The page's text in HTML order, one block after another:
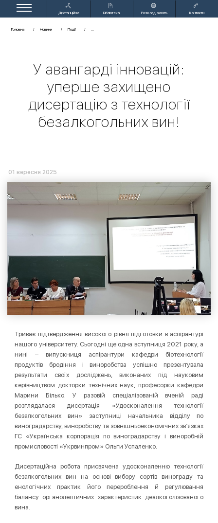
Дистанційне
Бібліотека Розклад занять Контакти
Головна Новини Події
У авангарді інновацій:
уперше захищено
дисертацію з технології
безалкогольних вин!
01 вересня 2025
Триває підтвердження високого рівня підготовки в аспірантурі
нашого університету. Сьогодні ще одна вступниця 2021 року, а
нині – випускниця аспірантури кафедри біотехнології
продуктів бродіння і виноробства успішно презентувала
результати своїх досліджень, виконаних під науковим
керівництвом докторки технічних наук, професорки кафедри
Марини Білько. У разовій спеціалізованій вченій раді
розглядалася дисертація «Удосконалення технології
безалкогольних вин» заступниці начальника відділу по
виноградарству, виноробству та зовнішньоекономічних зв’язках
ГС «Українська корпорація по виноградарству і виноробній
промисловості «Укрвинпром» Ольги Успаленко.
Дисертаційна робота присвячена удосконаленню технології
безалкогольних вин на основі вибору сортів винограду та
енологічних практик його перероблення й регулювання
балансу органолептичних характеристик деалкоголізованого
вина.